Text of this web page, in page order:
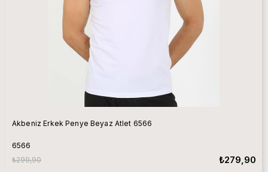
Akbeniz Erkek Penye Beyaz Atlet 6566
6566
₺279,90
₺299,90